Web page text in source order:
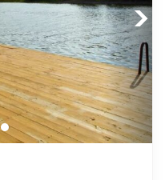
Next